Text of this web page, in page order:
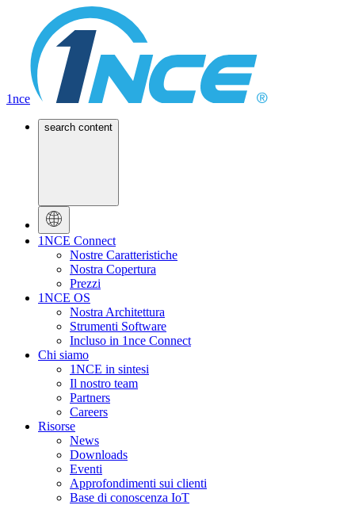
1nce
search content
1NCE Connect
Nostre Caratteristiche
Nostra Copertura
Prezzi
1NCE OS
Nostra Architettura
Strumenti Software
Incluso in 1nce Connect
Chi siamo
1NCE in sintesi
Il nostro team
Partners
Careers
Risorse
News
Downloads
Eventi
Approfondimenti sui clienti
Base di conoscenza IoT